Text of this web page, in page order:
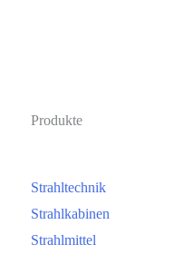
Produkte
Strahltechnik
Strahlkabinen
Strahlmittel